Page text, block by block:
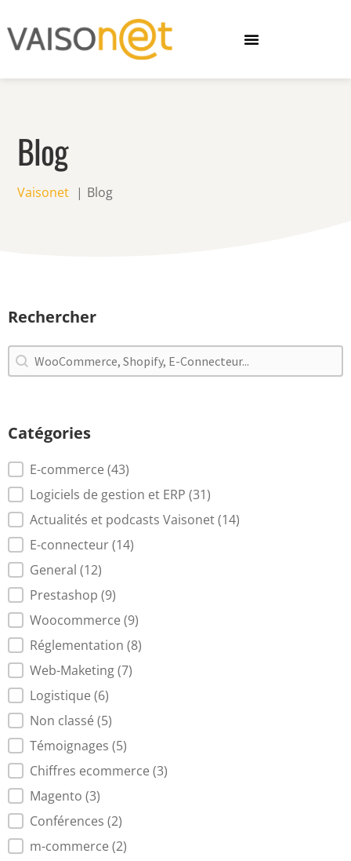
Blog
Vaisonet Blog
Rechercher
Rechercher
Rechercher
Catégories
Catégories
E-commerce (43)
Logiciels de gestion et ERP (31)
Actualités et podcasts Vaisonet(14)
E-connecteur(14)
General (12)
Prestashop (9)
Woocommerce (9)
Réglementation (8)
Web-Maketing(7)
Logistique (6)
Non classé (5)
Témoignages (5)
Chiffres ecommerce (3)
Magento (3)
Conférences (2)
m-commerce (2)